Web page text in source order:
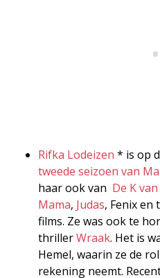
Rifka Lodeizen * is op
tweede seizoen van
haar ook van De K
Mama, Judas, Fenix en
films. Ze was ook te
thrillerWraak. Het is
Hemel, waarin ze de
rekening neemt.